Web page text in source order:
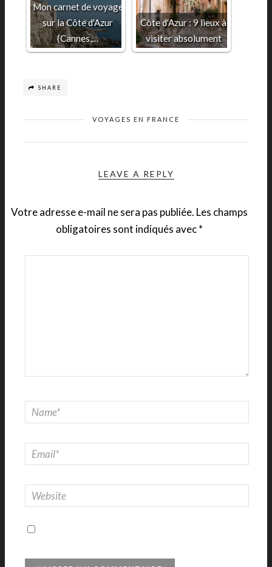
Mon carnet de voyage
sur la Côte d'Azur
(Cannes,…
Côte d'Azur : 9 lieux à
visiter absolument
SHARE
VOYAGES EN FRANCE
LEAVE A REPLY
Votre adresse e-mail ne sera pas publiée. Les champs
obligatoires sont indiqués avec*